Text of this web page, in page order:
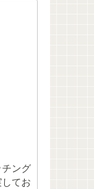
ング
てお